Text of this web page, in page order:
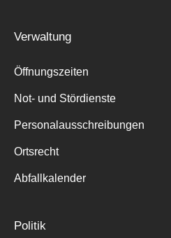
Verwaltung
Öffnungszeiten
Not- und Stördienste
Personalausschreibungen
Ortsrecht
Abfallkalender
Politik